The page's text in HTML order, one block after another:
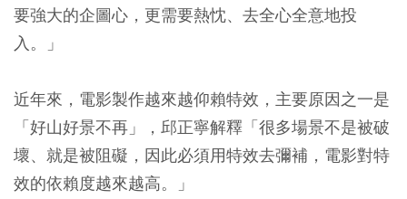
要強大的企圖心，更需要熱忱、去全心全意地投
入。」
近年來，電影製作越來越仰賴特效，主要原因之一是
「好山好景不再」，邱正寧解釋「很多場景不是被破
壞、就是被阻礙，因此必須用特效去彌補，電影對特
效的依賴度越來越高。」